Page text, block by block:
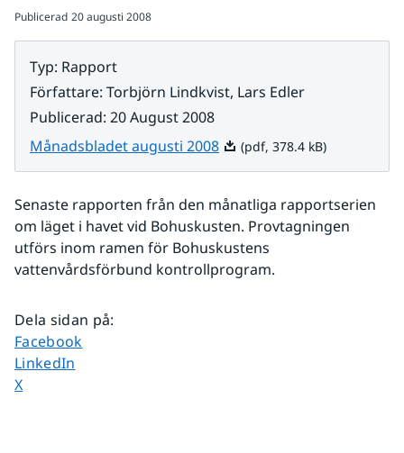
Publicerad 20 augusti 2008
Typ: Rapport
Författare: Torbjörn Lindkvist, Lars Edler
Publicerad: 20 August 2008
Månadsbladet augusti 2008Pdf, 378.4 kB.
(pdf, 378.4 kB)
Senaste rapporten från den månatliga rapportserien
om läget i havet vid Bohuskusten. Provtagningen
utförs inom ramen för Bohuskustens
vattenvårdsförbund kontrollprogram.
Dela sidan på:
Dela sidan på
Facebook
Dela sidan på
LinkedIn
Dela sidan på
X